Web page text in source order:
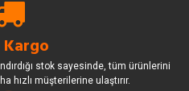
Kargo
stok sayesinde, tüm ürünlerini
hızlı müşterilerine ulaştırır.